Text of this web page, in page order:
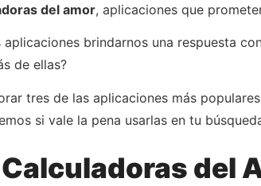
del amor, aplicaciones que
aplicaciones brindarnos una respuesta
de ellas?
tres de las aplicaciones más
si vale la pena usarlas en tu
del